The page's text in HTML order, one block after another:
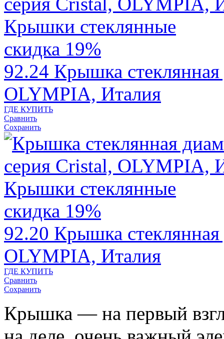
скидка 19%
92.24 Крышка
OLYMPIA, Италия
ГДЕ КУПИТЬ
Сравнить
Сохранить
скидка 19%
92.20 Крышка
OLYMPIA, Италия
ГДЕ КУПИТЬ
Сравнить
Сохранить
Крышка — на первый